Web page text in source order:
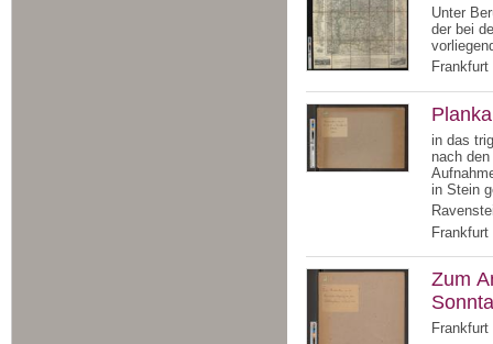
Unter
der bei
in das
nach
in Stein
Zum